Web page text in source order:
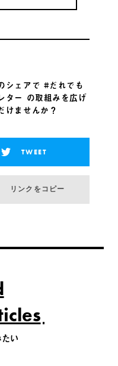
シェアで #だれでも
ター の取組みを広げ
けませんか？
TWEET
リンクをコピー
い